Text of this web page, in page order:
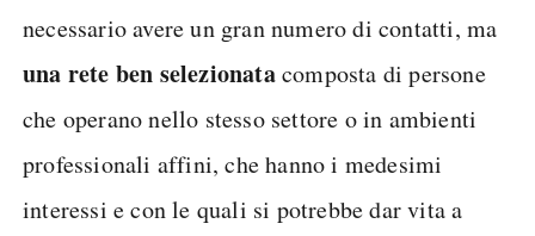
necessario avere un gran numero di contatti, ma
una rete ben selezionatacomposta di persone
che operano nello stesso settore o in ambienti
professionali affini, che hanno i medesimi
interessi e con le quali si potrebbe dar vita a